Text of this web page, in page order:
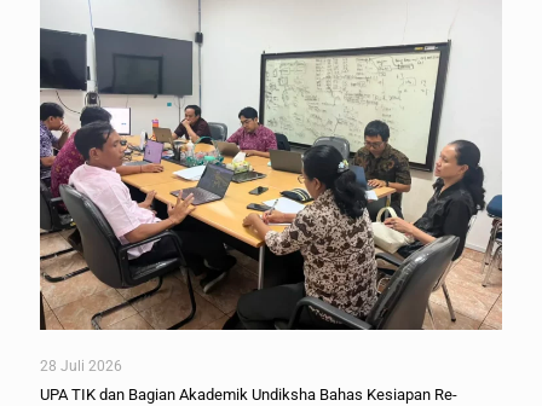
28 Juli 2026
UPA TIK dan Bagian Akademik Undiksha Bahas Kesiapan Re-